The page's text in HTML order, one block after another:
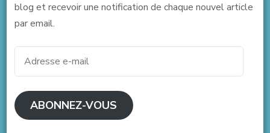
blog et recevoir une notification de chaque nouvel article
par email.
ABONNEZ-VOUS